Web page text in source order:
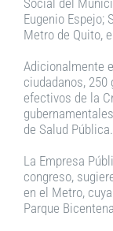
Social del
Eugenio Espejo;
Metro de Quito,
Adicionalmente
ciudadanos, 250
efectivos de la
de Salud Pública.
La Empresa
congreso,
en el Metro,
Parque